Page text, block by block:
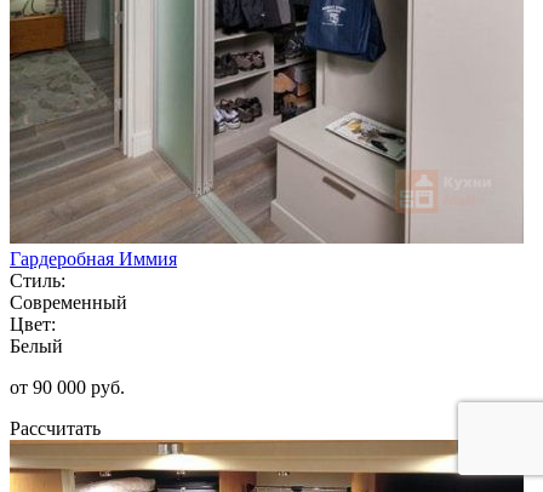
Гардеробная Иммия
Стиль:
Современный
Цвет:
Белый
от 90 000 руб.
Рассчитать